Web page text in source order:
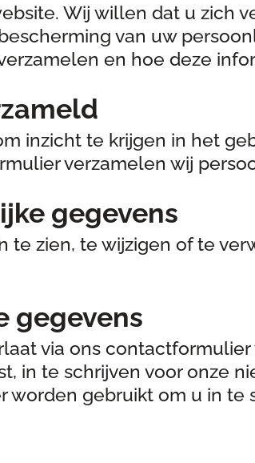
Wij willen dat u zich
van uw
en hoe deze
inzicht te krijgen in het
verzamelen wij
gegevens
te zien, te wijzigen of te
gegevens
via ons
in te schrijven voor onze
gebruikt om u in te